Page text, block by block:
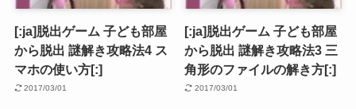
[:ja]脱出ゲーム 子ども部屋
から脱出 謎解き攻略法4 ス
マホの使い方[:]
2017/03/01
[:ja]脱出ゲーム 子ども部屋
から脱出 謎解き攻略法3 三
角形のファイルの解き方[:]
2017/03/01